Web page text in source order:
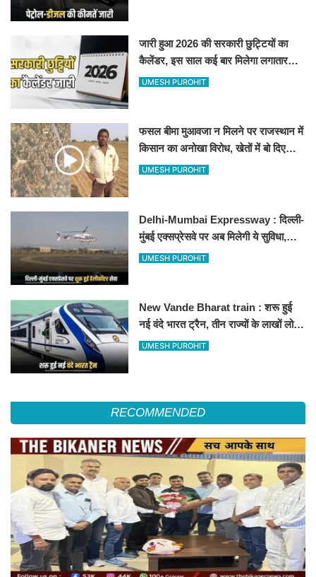
जारी हुआ 2026 की सरकारी छुट्टियों का
कैलेंडर, इस साल कई बार मिलेगा लगातार
अवकाश, देखें
UMESH PUROHIT
फसल बीमा मुआवजा न मिलने पर राजस्थान में
किसान का अनोखा विरोध, खेतों में बो दिए
500-500 रुपए के नोट, वीडियो वायरल
UMESH PUROHIT
Delhi-Mumbai Expressway : दिल्ली-
मुंबई एक्सप्रेसवे पर अब मिलेगी ये सुविधा,
हेलीकॉप्टर सर्विस से तुरंत घायल पहुंचेगा
UMESH PUROHIT
New Vande Bharat train : शरू हुई
नई वंदे भारत ट्रैन, तीन राज्यों के लाखों लोगों
का सफर होगा आसान, देखें पूरा रूटमैप
UMESH PUROHIT
RECOMMENDED